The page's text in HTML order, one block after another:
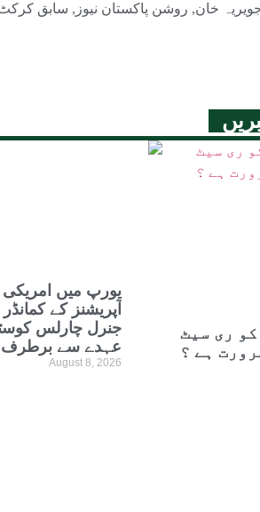
خان, روشن پاکستان نیوز , سابق کرکٹ
یورپ میں
آپریشنز کے کمانڈر
جنرل چارلس
عہدے سے برطرف
August 8, 2026
ری سیٹ
ہے ؟